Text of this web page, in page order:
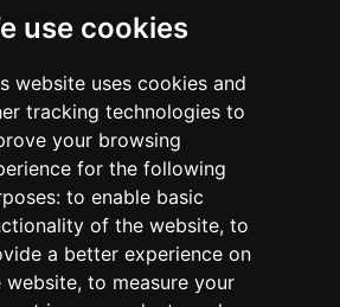
use cookies
website uses cookies and
tracking technologies to
your browsing
for the following
to enable basic
of the website, to
a better experience on
website, to measure your
JARRI
solairua, 48011 Bilbo